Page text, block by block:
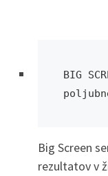
BIG
Big Screen
rezultatov v